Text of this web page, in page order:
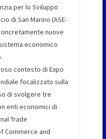
per lo Sviluppo
di San Marino (ASE-
nuove
economico
contesto di Expo
focalizzato sulla
di svolgere tre
enti economici di
Trade
Commerce and